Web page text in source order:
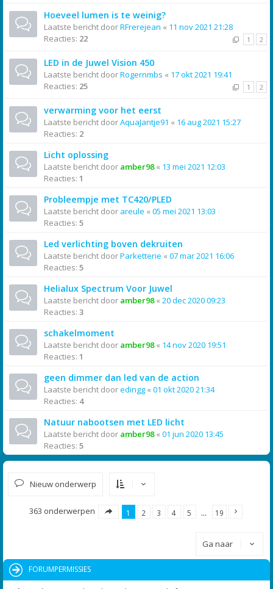
Hoeveel lumen is te weinig?
Laatste bericht doorRFrerejean « 11 nov 2021 21:28
Reacties: 22 1 2
LED in de Juwel Vision 450
Laatste bericht doorRogernmbs « 17 okt 2021 19:41
Reacties: 25 1 2
verwarming voor het eerst
Laatste bericht doorAquaJantje91 « 16 aug 2021 15:27
Reacties: 2
Licht oplossing
Laatste bericht door amber98« 13 mei 2021 12:03
Reacties: 1
Probleempje met TC420/PLED
Laatste bericht door areule « 05 mei 2021 13:03
Reacties: 5
Led verlichting boven dekruiten
Laatste bericht doorParketterie « 07 mar 2021 16:06
Reacties: 5
Helialux Spectrum Voor Juwel
Laatste bericht door amber98« 20 dec 2020 09:23
Reacties: 3
schakelmoment
Laatste bericht door amber98« 14 nov 2020 19:51
Reacties: 1
geen dimmer dan led van de action
Laatste bericht dooredingg « 01 okt 2020 21:34
Reacties: 4
Natuur nabootsen met LED licht
Laatste bericht door amber98« 01 jun 2020 13:45
Reacties: 5
Nieuw onderwerp
363 onderwerpen 1 2 3 4 5 … 19
Ga naar
FORUMPERMISSIES